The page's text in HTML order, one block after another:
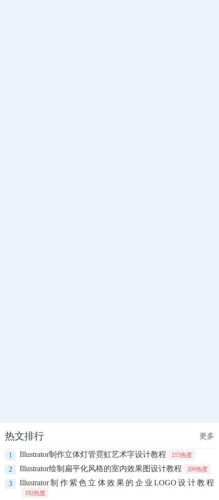
热文排行 更多
1 Illustrator制作立体灯管霓虹艺术字设计教程 215热度
2 Illustrator绘制扁平化风格的室内效果图设计教程 209热度
3 Illustrator制作紫色立体效果的企业LOGO设计教程
192热度